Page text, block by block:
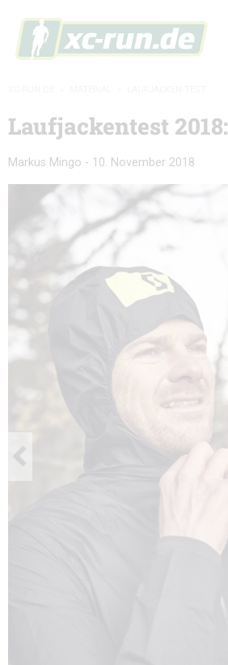
Laufjackentest
Markus Mingo - 10. November 2018